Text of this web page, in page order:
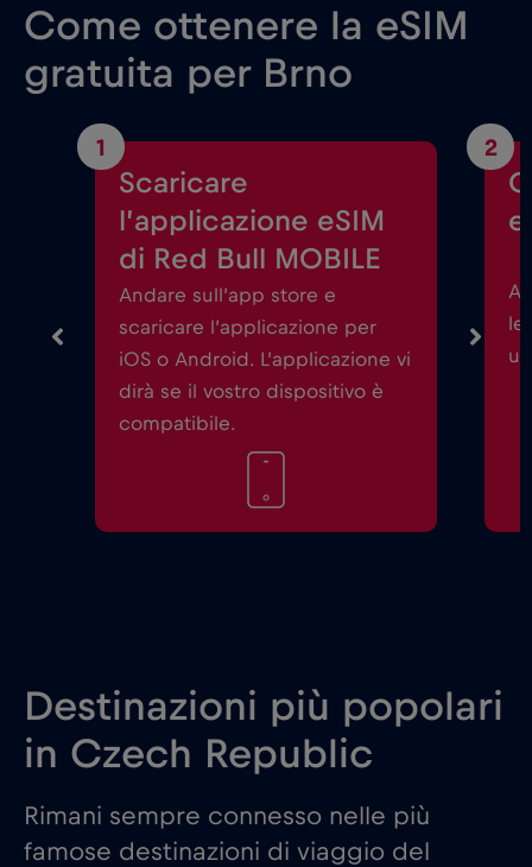
Come ottenere la eSIM
gratuita per Brno
1
Scaricare
l’applicazione eSIM
di Red Bull MOBILE
Andare sull’app store e
scaricare l’applicazione per
iOS o Android. L’applicazione vi
dirà se il vostro dispositivo è
compatibile.
2
le
Destinazioni più popolari
in Czech Republic
Rimani sempre connesso nelle più
famose destinazioni di viaggio del